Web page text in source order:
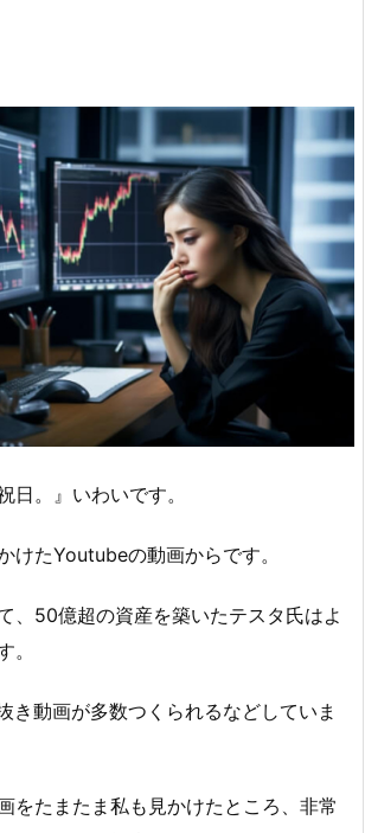
日。』いわいです。
けたYoutubeの動画からです。
、50億超の資産を築いたテスタ氏はよ
。
き動画が多数つくられるなどしていま
をたまたま私も見かけたところ、非常